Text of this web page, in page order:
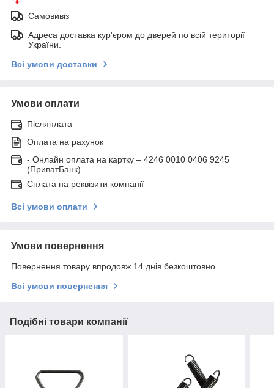
Самовивіз
Адреса доставка кур'єром до дверей по всій території
України.
Всі умови доставки
Умови оплати
Післяплата
Оплата на рахунок
- Онлайн оплата на картку – 4246 0010 0406 9245
(ПриватБанк).
Сплата на реквізити компанії
Всі умови оплати
Умови повернення
Повернення товару впродовж 14 днів безкоштовно
Всі умови повернення
Подібні товари компанії